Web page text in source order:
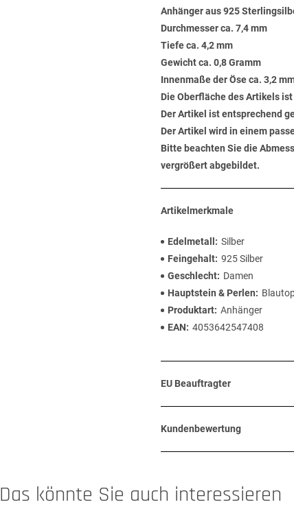
Anhänger aus 925
Durchmesser ca. 7,4 mm
Tiefe ca. 4,2 mm
Gewicht ca. 0,8 Gramm
Innenmaße der Öse ca. 3,2
Die Oberfläche des Artikels
Der Artikel ist entsprechend
Der Artikel wird in einem
Bitte beachten Sie die
vergrößert abgebildet.
Artikelmerkmale
Edelmetall
Silber
Feingehalt 925 Silber
Geschlecht
Damen
Hauptstein & Perlen
Produktart Anhänger
EAN
4053642547408
EU Beauftragter
Kundenbewertung
Das könnte Sie auch interessieren